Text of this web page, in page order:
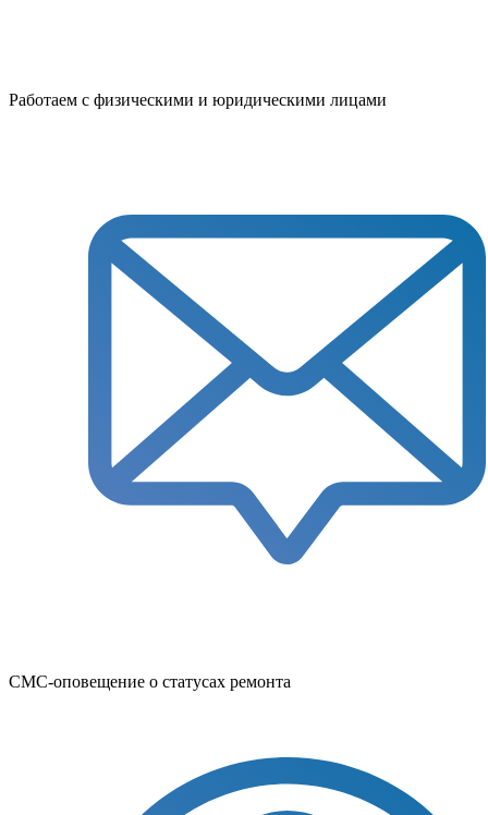
Работаем с физическими и юридическими лицами
СМС-оповещение о статусах ремонта